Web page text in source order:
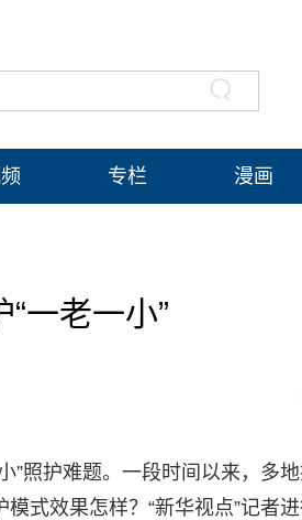
专栏 漫画
一老一小”
”照护难题。一段时间以来，多
模式效果怎样？“新华视点”记者